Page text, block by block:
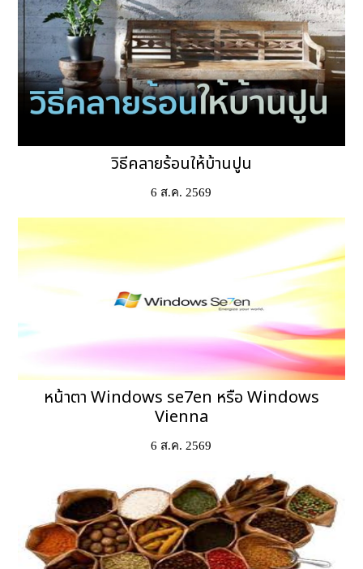
วิธีคลายร้อนให้บ้านปูน
6 ส.ค. 2569
หน้าตา Windows se7en หรือ Windows
Vienna
6 ส.ค. 2569